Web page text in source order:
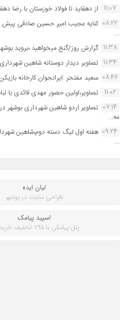
11:07 از دهقاید تا فولاد خوزستان با رضا
08:22 کنایه عجیب امیر حسین صادقی پیش
...
11:38 گزارش روز/گنج میخواهید ،بروید
11:34 تصاویر دیدار دوستانه شاهین
08:46 سعید مفتخر :ایرانجوان کارخانه
11:02
تصاویر،اولین حضور مهدی قائدی با
07:14 تصاویر اردو شاهین شهرداری
مه...
09:24 هفته اول لیگ دسته دوم،شاهین
...
لیان ایده
طراحی سایت در بوشهر
اسپید پیامک
پنل پیامکی با ۹۵٪ تخفیف خرید پنل